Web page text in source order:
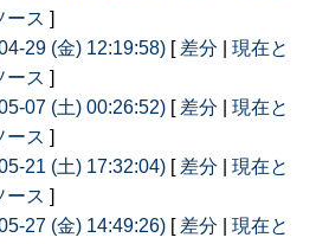
ース ]
29 (金) 12:19:58) [ 差分
現在と
ース ]
07 (土) 00:26:52) [ 差分
現在と
ース ]
21 (土) 17:32:04) [ 差分
現在と
ース ]
27 (金) 14:49:26) [ 差分
現在と